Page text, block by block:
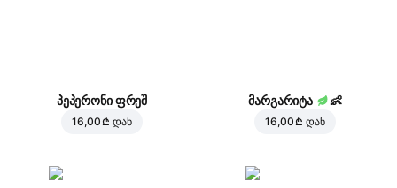
პეპერონი ფრეშ
16,00 ₾ დან
მარგარიტა 👶
16,00 ₾ დან